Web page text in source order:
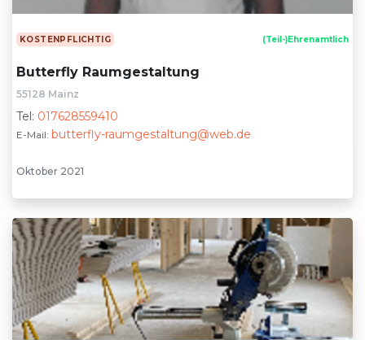
KOSTENPFLICHTIG (Teil-)Ehrenamtlich
Butterfly Raumgestaltung
55128 Mainz
Tel: 017628559410
E-Mail: butterfly-raumgestaltung@web.de
Oktober 2021